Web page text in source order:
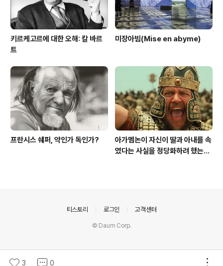
키르케고르에 대한 오해: 칼 바르
트
미장아빔(Mise en abyme)
프란시스 쉐퍼, 약인가 독인가?
아가멤논이 자신이 딸과 아내를 속
였다는 사실을 정당화하려 했는
3 0
티스토리 로그인 고객센터
© Daum Corp.